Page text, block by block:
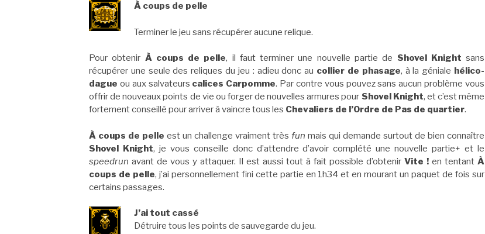
À coups de pelle
Terminer le jeu sans récupérer aucune relique.
Pour obtenir À coups de pelle, il faut terminer une nouvelle partie de Shovel Knight sans
récupérer une seule des reliques du jeu : adieu donc au collier de phasage, à la géniale hélico-
dague ou aux salvateurs calices Carpomme. Par contre vous pouvez sans aucun problème vous
offrir de nouveaux points de vie ou forger de nouvelles armures pour Shovel Knight, et c’est même
fortement conseillé pour arriver à vaincre tous les Chevaliers de l’Ordre de Pas de quartier.
À coups de pelle est un challenge vraiment très fun mais qui demande surtout de bien connaître
Shovel Knight, je vous conseille donc d’attendre d’avoir complété une nouvelle partie+ et le
speedrun avant de vous y attaquer. Il est aussi tout à fait possible d’obtenir Vite ! en tentant À
coups de pelle, j’ai personnellement fini cette partie en 1h34 et en mourant un paquet de fois sur
certains passages.
J’ai tout cassé
Détruire tous les points de sauvegarde du jeu.